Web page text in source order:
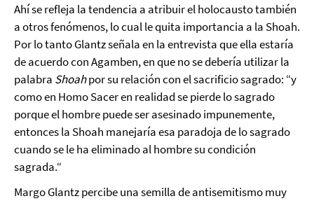
Ahí se refleja la tendencia a atribuir el holocausto también
a otros fenómenos, lo cual le quita importancia a la Shoah.
Por lo tanto Glantz señala en la entrevista que ella estaría
de acuerdo con Agamben, en que no se debería utilizar la
palabra Shoahpor su relación con el sacrificio sagrado: “y
como en Homo Sacer en realidad se pierde lo sagrado
porque el hombre puede ser asesinado impunemente,
entonces la Shoah manejaría esa paradoja de lo sagrado
cuando se le ha eliminado al hombre su condición
sagrada.“
Margo Glantz percibe una semilla de antisemitismo muy